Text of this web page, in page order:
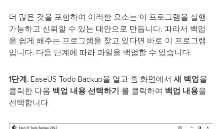
더 많은 것을 포함하여 이러한 요소는 이 프로그램을 실행
가능하고 신뢰할 수 있는 대안으로 만듭니다. 따라서 백업
을 쉽게 해주는 프로그램을 찾고 있다면 바로 이 프로그램
입니다. 다음 단계에 따라 파일을 백업할 수 있습니다.
1단계.EaseUS Todo Backup을 열고 홈 화면에서 새 백업 을
클릭한 다음 백업 내용 선택하기 를 클릭하여 백업 내용을
선택합니다.